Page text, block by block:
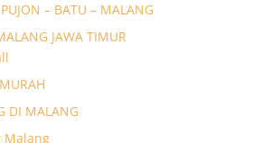
– BATU – MALANG
JAWA TIMUR
DI MALANG
Malang